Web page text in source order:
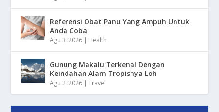
Referensi Obat Panu Yang Ampuh Untuk
Anda Coba
Agu 3, 2026 | Health
Gunung Makalu Terkenal Dengan
Keindahan Alam Tropisnya Loh
Agu 2, 2026 |Travel